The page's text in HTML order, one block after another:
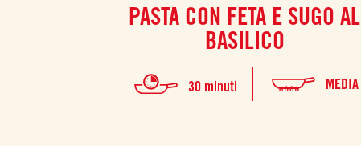
PASTA CON FETA E SUGO AL
BASILICO
30 minuti MEDIA